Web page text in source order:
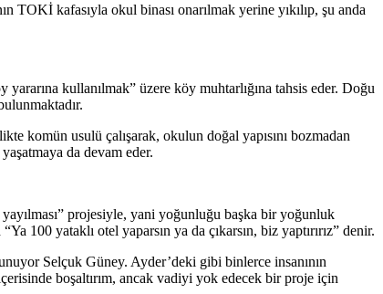
TOKİ kafasıyla okul binası onarılmak yerine yıkılıp, şu anda
kullanılmak” üzere köy muhtarlığına tahsis eder. Doğu
komün usulü çalışarak, okulun doğal yapısını bozmadan
da devam eder.
projesiyle, yani yoğunluğu başka bir yoğunluk
100 yataklı otel yaparsın ya da çıkarsın, biz yaptırırız” denir.
Selçuk Güney. Ayder’deki gibi binlerce insanının
boşaltırım, ancak vadiyi yok edecek bir proje için